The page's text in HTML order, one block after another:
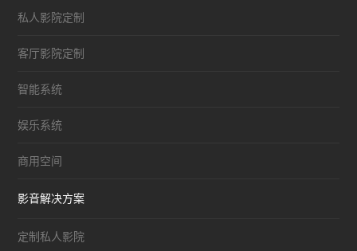
私人影院定制
客厅影院定制
智能系统
娱乐系统
商用空间
影音解决方案
定制私人影院